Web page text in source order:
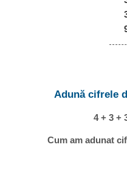
Adună cifrele
4 + 3 +
Cum am adunat